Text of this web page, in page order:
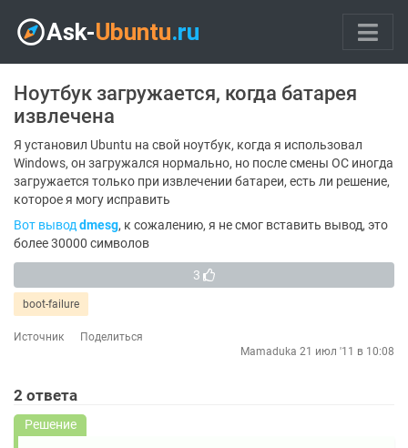
Ноутбук загружается, когда батарея
извлечена
Я установил Ubuntu на свой ноутбук, когда я использовал
Windows, он загружался нормально, но после смены ОС иногда
загружается только при извлечении батареи, есть ли решение,
которое я могу исправить
Вот выводdmesg, к сожалению, я не смог вставить вывод, это
более 30000 символов
3
boot-failure
Источник
Поделиться
Mamaduka 21 июл '11 в 10:08
2 ответа
Решение